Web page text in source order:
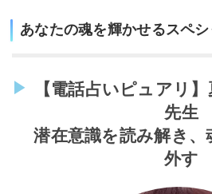
あなたの魂を輝かせるスペシ
【電話占いピュアリ】
先生
潜在意識を読み解き
外す